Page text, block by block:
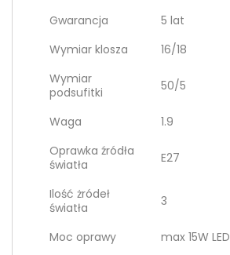
Gwarancja
5 lat
Wymiar klosza
16/18
Wymiar
podsufitki
50/5
Waga
1.9
Oprawka źródła
światła
E27
Ilość żródeł
światła
3
Moc oprawy
max 15W LED